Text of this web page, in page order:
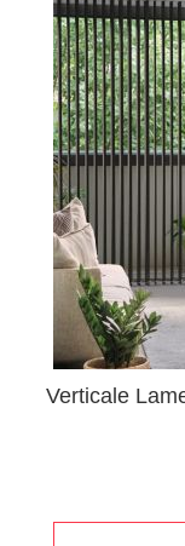
Verticale